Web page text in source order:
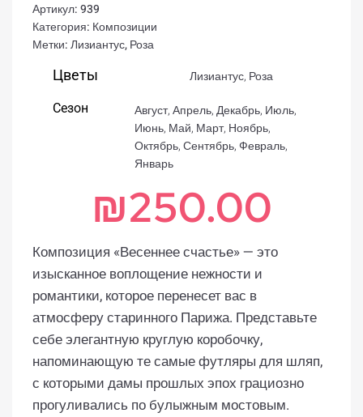
Артикул:939
Категория: Композиции
Метки:Лизиантус,Роза
Цветы
Лизиантус, Роза
Сезон Август, Апрель, Декабрь, Июль,
Июнь, Май, Март, Ноябрь,
Октябрь, Сентябрь, Февраль,
Январь
₪250.00
Композиция «Весеннее счастье» — это
изысканное воплощение нежности и
романтики, которое перенесет вас в
атмосферу старинного Парижа. Представьте
себе элегантную круглую коробочку,
напоминающую те самые футляры для шляп,
с которыми дамы прошлых эпох грациозно
прогуливались по булыжным мостовым.